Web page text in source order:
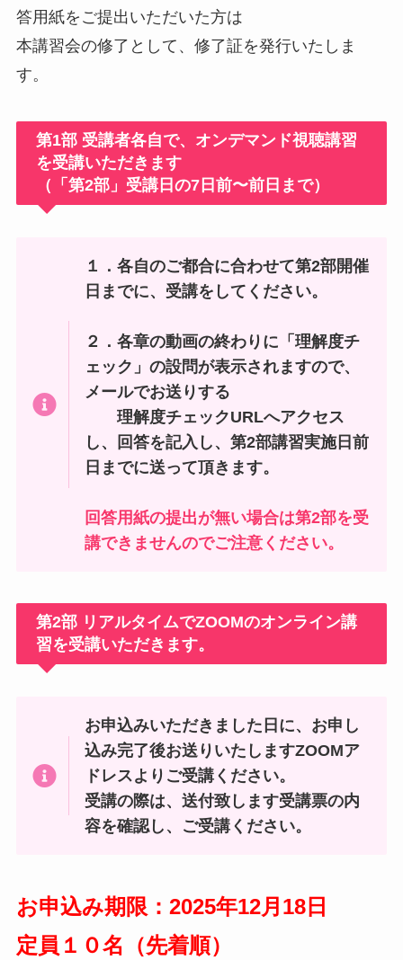
答用紙をご提出いただいた方は
本講習会の修了として、修了証を発行いたしま
す。
第1部 受講者各自で、オンデマンド視聴講習
を受講いただきます
（「第2部」受講日の7日前〜前日まで）
１．各自のご都合に合わせて第2部開催
日までに、受講をしてください。
２．各章の動画の終わりに「理解度チ
ェック」の設問が表示されますので、
メールでお送りする
理解度チェックURLへアクセス
し、回答を記入し、第2部講習実施日前
日までに送って頂きます。
回答用紙の提出が無い場合は第2部を受
講できませんのでご注意ください。
第2部 リアルタイムでZOOMのオンライン講
習を受講いただきます。
お申込みいただきました日に、お申し
込み完了後お送りいたしますZOOMア
ドレスよりご受講ください。
受講の際は、送付致します受講票の内
容を確認し、ご受講ください。
お申込み期限：2025年12月18日
定員１０名（先着順）